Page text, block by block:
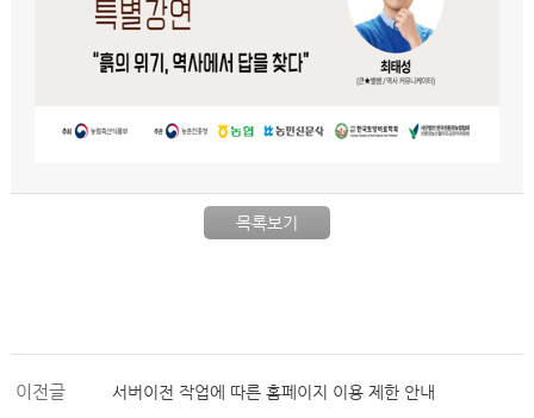
목록보기
이전글 서버이전 작업에 따른 홈페이지 이용 제한 안내